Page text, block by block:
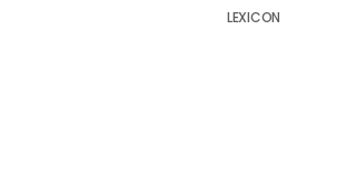
LEXICON